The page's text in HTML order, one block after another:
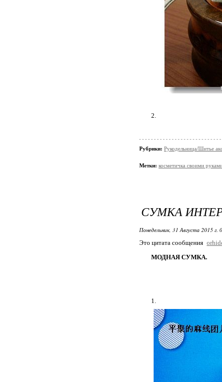
2.
Рубрики: Рукодельница/Шитье
Метки: косметичка своими
СУМКА
Понедельник, 31 Августа 2015 г.
Это цитата сообщения
МОДНАЯ СУМКА.
1.